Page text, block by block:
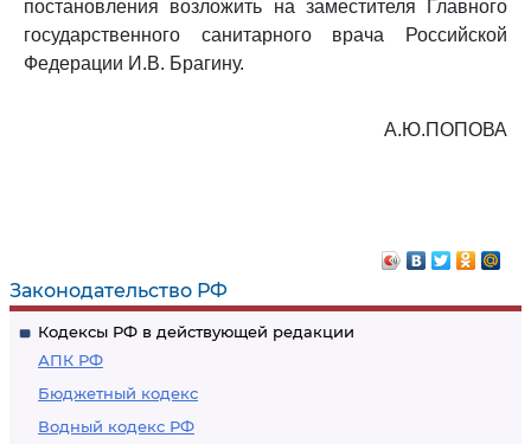
Законодательство РФ
Кодексы РФ в действующей редакции
АПК РФ
Бюджетный кодекс
Водный кодекс РФ
постановления возложить на заместителя Главного
государственного санитарного врача Российской
Федерации И.В. Брагину.
А.Ю.ПОПОВА